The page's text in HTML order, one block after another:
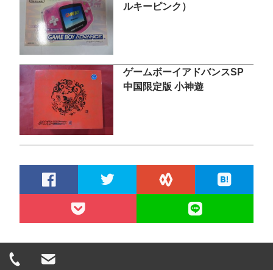
ルキーピンク）
ゲームボーイアドバンスSP
中国限定版 小神遊